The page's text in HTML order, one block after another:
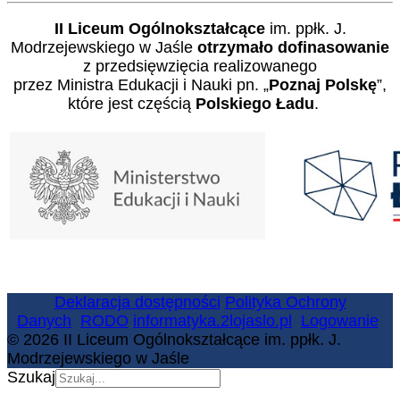
II Liceum Ogólnokształcąceim. ppłk. J.
Modrzejewskiego w Jaśle otrzymało dofinasowanie
z przedsięwzięcia realizowanego
przez Ministra Edukacji i Nauki pn. „Poznaj Polskę”,
które jest częścią Polskiego Ładu.
Deklaracja dostępności Polityka Ochrony
Danych RODO informatyka.2lojaslo.pl
Logowanie
© 2026 II Liceum Ogólnokształcące im. ppłk. J.
Modrzejewskiego w Jaśle
Szukaj